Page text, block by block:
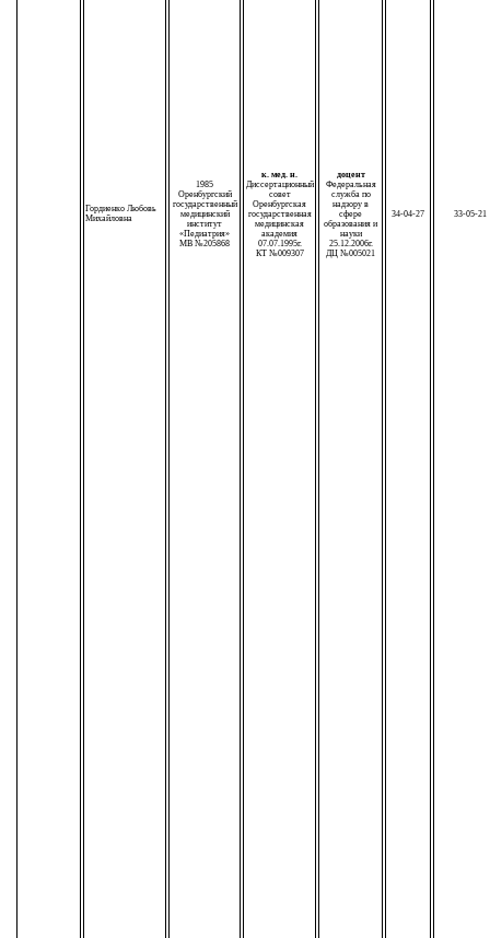
Гордиенко Любовь
Михайловна
1985
Оренбургский
государственный
медицинский
институт
«Педиатрия»
МВ №205868
к. мед. н.
Диссертационный
совет
Оренбургская
государственная
медицинская
академия
07.07.1995г.
КТ №009307
доцент
Федеральная
служба по
надзору в
сфере
образования и
науки
25.12.2006г.
ДЦ №005021
34-04-27 33-05-21